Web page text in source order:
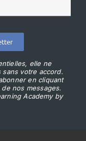
elle ne
sans votre accord.
en cliquant
nos messages.
Academy by